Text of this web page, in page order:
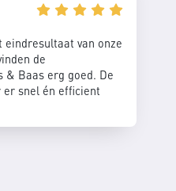
van onze
de
& Baas erg goed. De
snel én efficient